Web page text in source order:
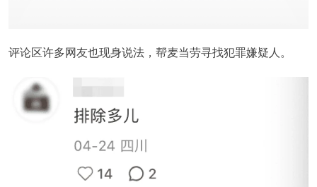
评论区许多网友也现身说法，帮麦当劳寻找犯罪嫌疑人。